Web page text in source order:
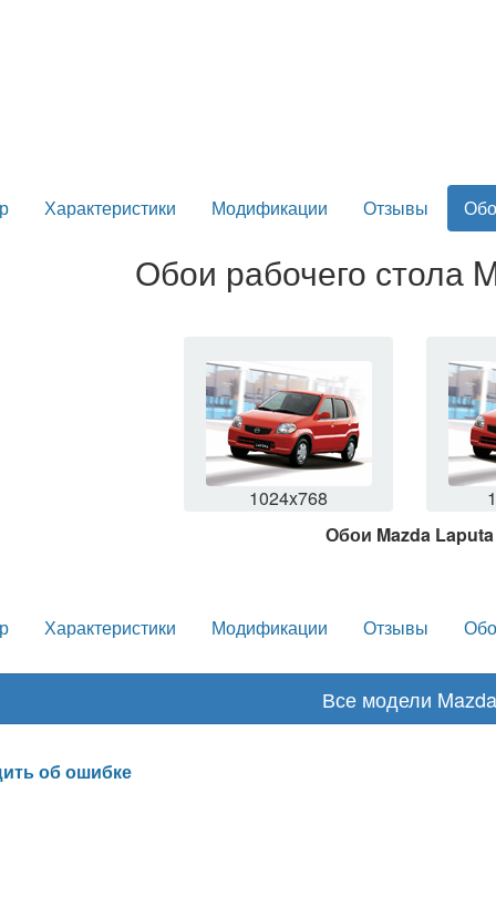
Характеристики Модификации Отзывы
Обои рабочего стола
1024x768
Обои Mazda Laputa
Характеристики Модификации Отзывы
Все модели
об ошибке